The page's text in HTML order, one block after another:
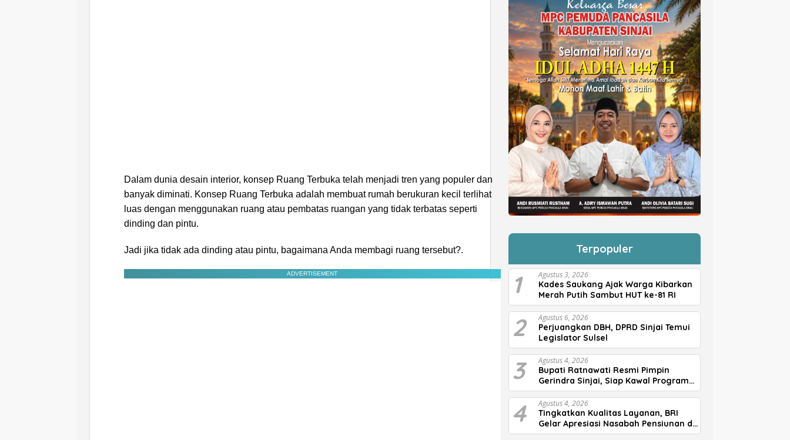
Dalam dunia desain interior, konsep Ruang Terbuka telah menjadi tren yang populer dan
banyak diminati. Konsep Ruang Terbuka adalah membuat rumah berukuran kecil terlihat
luas dengan menggunakan ruang atau pembatas ruangan yang tidak terbatas seperti
dinding dan pintu.
Jadi jika tidak ada dinding atau pintu, bagaimana Anda membagi ruang tersebut?.
ADVERTISEMENT
Terpopuler
1 Agustus 3, 2026
Kades Saukang Ajak Warga Kibarkan
Merah Putih Sambut HUT ke-81 RI
2 Agustus 6, 2026
Perjuangkan DBH, DPRD Sinjai Temui
Legislator Sulsel
3 Agustus 4, 2026
Bupati Ratnawati Resmi Pimpin
Gerindra Sinjai, Siap Kawal Program
Prabowo
4 Agustus 4, 2026
Tingkatkan Kualitas Layanan, BRI
Gelar Apresiasi Nasabah Pensiunan di
Parepare